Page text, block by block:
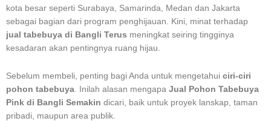
kota besar seperti Surabaya, Samarinda, Medan dan Jakarta
sebagai bagian dari program penghijauan. Kini, minat terhadap
jual tabebuya di Bangli Terus meningkat seiring tingginya
kesadaran akan pentingnya ruang hijau.
Sebelum membeli, penting bagi Anda untuk mengetahui ciri-ciri
pohon tabebuya . Inilah alasan mengapa Jual Pohon Tabebuya
Pink di Bangli Semakin dicari, baik untuk proyek lanskap, taman
pribadi, maupun area publik.